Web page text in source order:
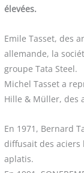
élevées.
Emile Tasset, des
allemande, la
groupe Tata Steel.
Michel Tasset a
Hille & Müller, des
En 1971, Bernard
diffusait des aciers
aplatis.